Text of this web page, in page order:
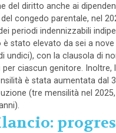
del diritto anche ai
congedo parentale, nel
periodi indennizzabili
è stato elevato da sei a nove
undici), con la clausola di
ciascun genitore. Inoltre,
è stata aumentata dal
(tre mensilità nel